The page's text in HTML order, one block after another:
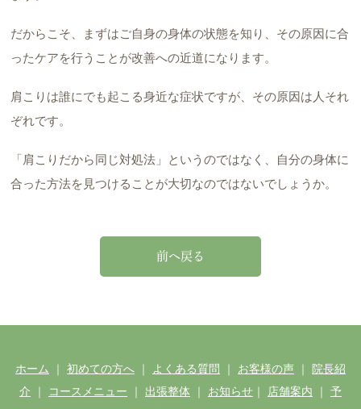
だからこそ、まずはご自身の身体の状態を知り、その原因に合
ったケアを行うことが改善への近道になります。
肩こりは誰にでも起こる身近な症状ですが、その原因は人それ
ぞれです。
「肩こりだから同じ対処法」というのではなく、自分の身体に
合った方法を見つけることが大切なのではないでしょうか。
前へ戻る
ホーム ｜ 初めての方へ｜ よくある質問 ｜ お客様の声｜
院長紹
介 ｜ コースメニュー ｜ 出張整体｜ お知らせ｜ 店舗案内 ｜ 予